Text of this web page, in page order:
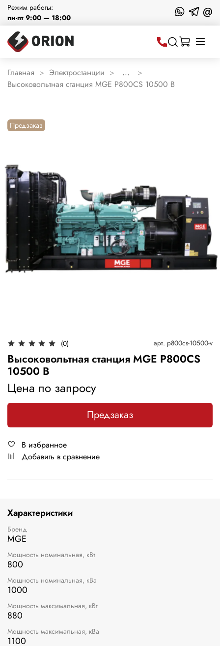
Режим работы:
пн-пт 9:00 — 18:00
@
Главная Электростанции
...
Высоковольтная станция MGE P800CS 10500 В
Предзаказ
(0) арт. p800cs-10500-v
Высоковольтная станция MGE P800CS
10500 В
Цена по запросу
Предзаказ
В избранное
Добавить в сравнение
Характеристики
Бренд
MGE
Мощность номинальная, кВт
800
Мощность номинальная, кВа
1000
Мощность максимальная, кВт
880
Мощность максимальная, кВа
1100